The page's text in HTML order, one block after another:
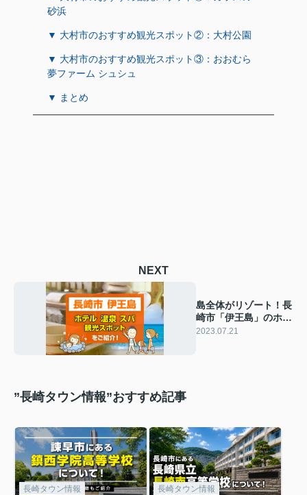
砂浜
▼ 大村市のおすすめ観光スポット②：大村公園
▼ 大村市のおすすめ観光スポット③：おおむら
夢ファーム シュシュ
▼ まとめ
NEXT
島全体がリゾート！長
崎市「伊王島」のホテ
ル・温泉・観光スポッ
2023.07.21
”長崎タウン情報”おすすめ記事
長崎タウン情報 長崎タウン情報